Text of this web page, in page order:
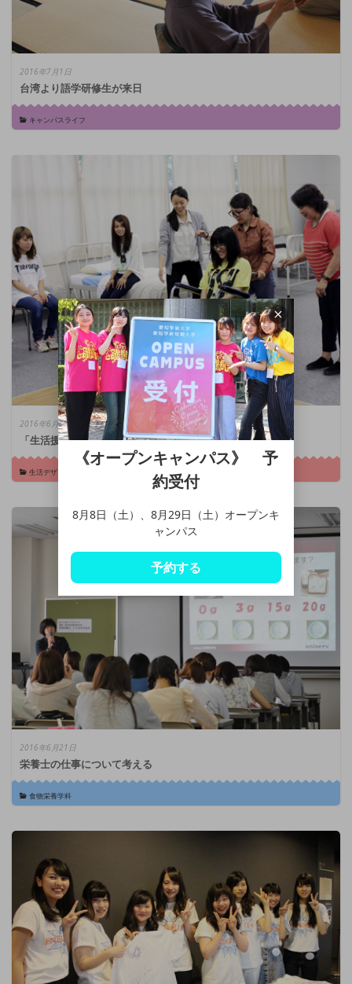
2016年7月1日
台湾より語学研修生が来日
キャンパスライフ
2016年6月22日
「生活援助技術Ⅰ」の授業の様子です
生活デザイン総合学科
2016年6月21日
栄養士の仕事について考える
食物栄養学科
《オープンキャンパス》 予
約受付
8月8日（土）、8月29日（土）オープンキ
ャンパス
予約する